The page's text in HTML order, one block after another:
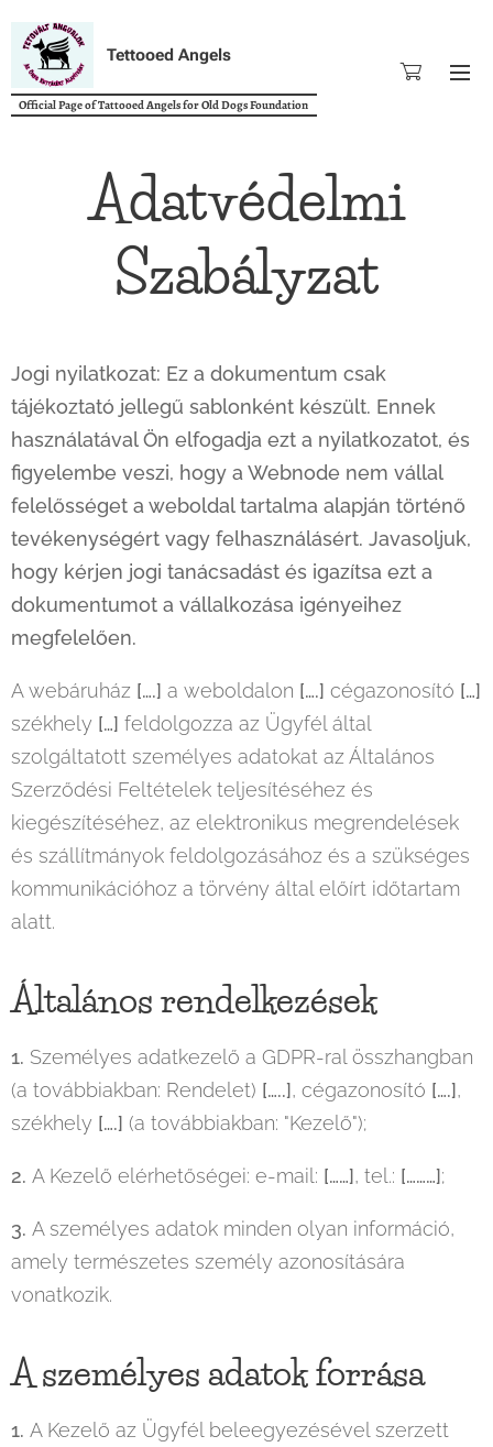
Tettooed Angels
Official Page of Tattooed Angels for Old Dogs Foundation
Adatvédelmi
Szabályzat
Jogi nyilatkozat: Ez a dokumentum csak
tájékoztató jellegű sablonként készült. Ennek
használatával Ön elfogadja ezt a nyilatkozatot, és
figyelembe veszi, hogy a Webnode nem vállal
felelősséget a weboldal tartalma alapján történő
tevékenységért vagy felhasználásért. Javasoljuk,
hogy kérjen jogi tanácsadást és igazítsa ezt a
dokumentumot a vállalkozása igényeihez
megfelelően.
A webáruház [….] a weboldalon [….] cégazonosító […]
székhely […] feldolgozza az Ügyfél által
szolgáltatott személyes adatokat az Általános
Szerződési Feltételek teljesítéséhez és
kiegészítéséhez, az elektronikus megrendelések
és szállítmányok feldolgozásához és a szükséges
kommunikációhoz a törvény által előírt időtartam
alatt.
Általános rendelkezések
1. Személyes adatkezelő a GDPR-ral összhangban
(a továbbiakban: Rendelet) […..], cégazonosító [….],
székhely [….] (a továbbiakban: "Kezelő");
2. A Kezelő elérhetőségei: e-mail: [……], tel.: [………];
3. A személyes adatok minden olyan információ,
amely természetes személy azonosítására
vonatkozik.
A személyes adatok forrása
1. A Kezelő az Ügyfél beleegyezésével szerzett